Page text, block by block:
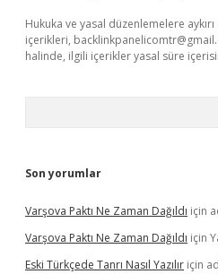
Hukuka ve yasal düzenlemelere
içerikleri,
halinde, ilgili içerikler yasal süre
Son yorumlar
Varşova Paktı Ne Zaman Dağıldı için
Varşova Paktı Ne Zaman Dağıldı için
Eski Türkçede Tanrı Nasıl Yazılır için